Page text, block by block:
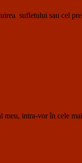
sufletului sau cel
intra-vor în cele mai